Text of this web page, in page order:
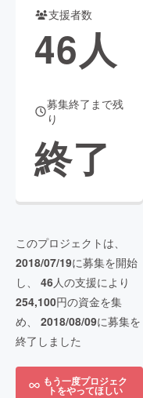
支援者数
46人
募集終了まで残
り
終了
このプロジェクトは、
2018/07/19に募集を開始
し、 46人の支援により
254,100円の資金を集
め、 2018/08/09に募集を
終了しました
もう一度プロジェク
トをやってほしい